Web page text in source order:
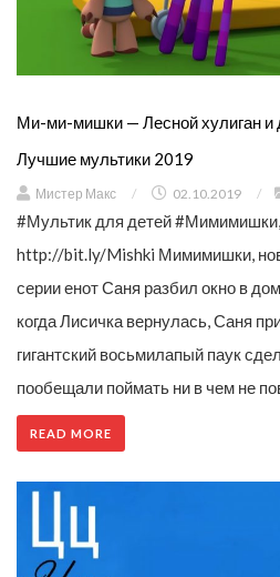
Ми-ми-мишки — Лесной хулиган и
Лучшие мультики 2019
Мистер Макс / 02.10.2019 /
#Мультик для детей
http://bit.ly/Mishki Мимимишки,
серии енот Саня разбил окно в
когда Лисичка вернулась, Саня
гигантский восьмилапый паук
пообещали поймать ни в чем не
READ MORE